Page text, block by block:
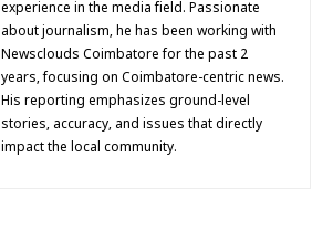
experience in the media field. Passionate
about journalism, he has been working with
Newsclouds Coimbatore for the past 2
years, focusing on Coimbatore-centric news.
His reporting emphasizes ground-level
stories, accuracy, and issues that directly
impact the local community.